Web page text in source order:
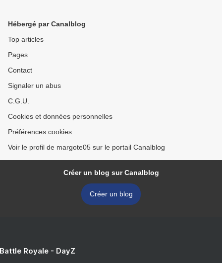
Hébergé par Canalblog
Top articles
Pages
Contact
Signaler un abus
C.G.U.
Cookies et données personnelles
Préférences cookies
Voir le profil de margote05 sur le portail Canalblog
Créer un blog sur Canalblog
Créer un blog
Royale - DayZ